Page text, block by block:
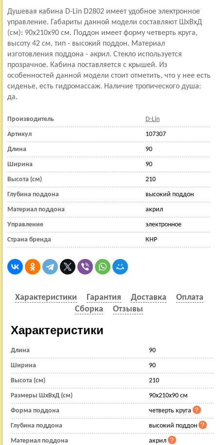
Душевая кабина D-Lin D2802 имеет удобное электронное
управление. Габариты данной модели составляют ШхВхД
(см): 90x210x90 см. Поддон имеет форму четверть круга,
высоту 42 см, тип - высокий поддон. Материал
изготовления поддона - акрил. Стекло используется
прозрачное. Кабина поставляется с крышей. Из
особенностей данной модели стоит отметить, что у нее есть
сиденье, есть гидромассаж. Наличие тропического душа:
да.
Производитель D-Lin
Артикул 107307
Длина 90
Ширина 90
Высота (см) 210
Глубина поддона высокий поддон
Материал поддона акрил
Управление электронное
Страна бренда КНР
Характеристики Гарантия Доставка
Оплата
Сборка
Отзывы
Характеристики
Длина 90
Ширина 90
Высота (см) 210
Размеры ШхВхД (см) 90x210x90 см
Форма поддона четверть круга
Глубина поддона высокий поддон
Материал поддона акрил